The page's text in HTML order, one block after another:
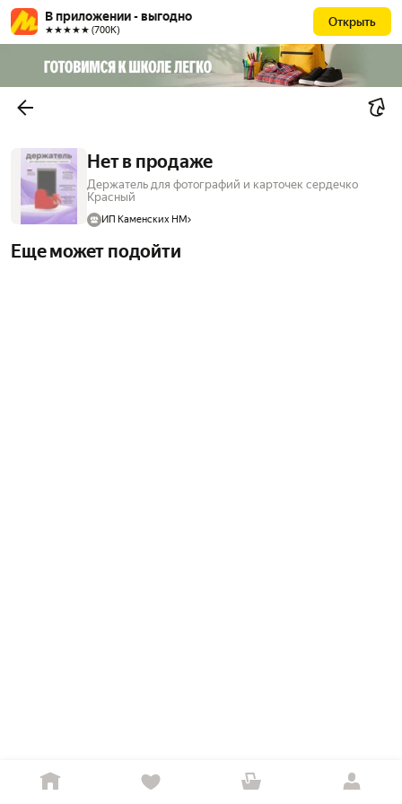
В приложении - выгодно
★★★★★ (700К)
Открыть
Нет в продаже
Держатель для фотографий и карточек сердечко
Красный
ИП Каменских НМ
Еще может подойти